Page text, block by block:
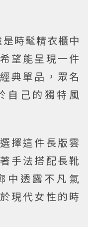
時髦精衣櫃中
望能呈現一件
典單品，眾名
自己的獨特風
擇這件長版雲
手法搭配長靴
中透露不凡氣
現代女性的時